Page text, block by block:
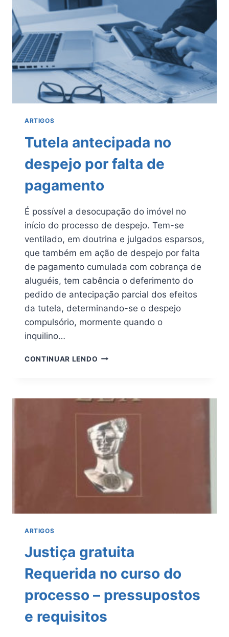
ARTIGOS
Tutela antecipada no
despejo por falta de
pagamento
É possível a desocupação do imóvel no
início do processo de despejo. Tem-se
ventilado, em doutrina e julgados esparsos,
que também em ação de despejo por falta
de pagamento cumulada com cobrança de
aluguéis, tem cabência o deferimento do
pedido de antecipação parcial dos efeitos
da tutela, determinando-se o despejo
compulsório, mormente quando o
inquilino…
CONTINUAR LENDO TUTELA
POR
DE
PAGAMENTO
ARTIGOS
Justiça gratuita
Requerida no curso do
processo – pressupostos
e requisitos